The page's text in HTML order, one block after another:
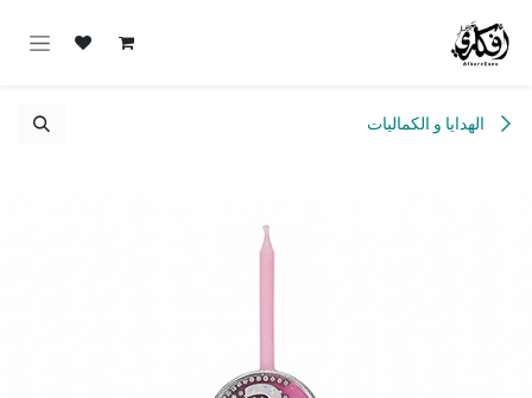
الهدايا و الكماليات